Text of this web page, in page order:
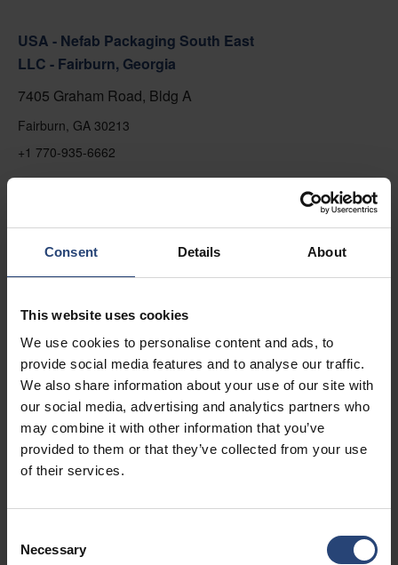
Consent Details About
This website uses cookies
We use cookies to personalise content and ads, to
provide social media features and to analyse our traffic.
We also share information about your use of our site with
our social media, advertising and analytics partners who
may combine it with other information that you’ve
provided to them or that they’ve collected from your use
of their services.
Selection
Necessary
USA - Nefab Packaging South East
LLC - Fairburn, Georgia
7405 Graham Road, Bldg A
Fairburn, GA 30213
+1 770-935-6662
Kontakt
USA - Nefab Packaging North LLC -
Hanover Park, IL 60133
+1 630-451-5345 x50103
Vis på kart
Kontakt
USA - Nefab Packaging North LLC -